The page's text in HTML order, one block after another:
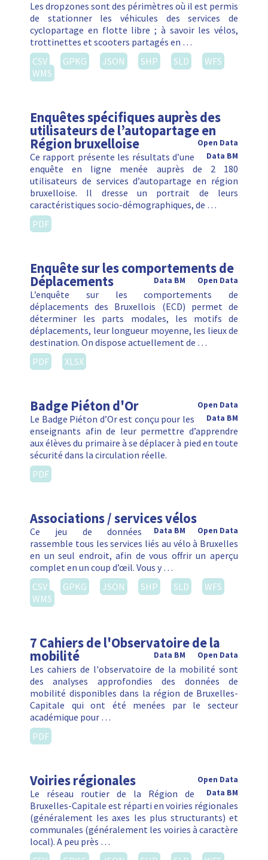
Les dropzones sont des périmètres où il est permis
de stationner les véhicules des services de
cyclopartage en flotte libre ; à savoir les vélos,
trottinettes et scooters partagés en …
CSV
GPKG JSON SHP SLD
WFS
WMS
Enquêtes spécifiques auprès des
utilisateurs de l’autopartage en
Région bruxelloise
Open Data
Data BM
Ce rapport présente les résultats d’une
enquête en ligne menée auprès de 2 180
utilisateurs de services d’autopartage en région
bruxelloise. Il dresse un portrait de leurs
caractéristiques socio-démographiques, de …
PDF
Enquête sur les comportements de
Déplacements Open Data
Data BM
L’enquête sur les comportements de
déplacements des Bruxellois (ECD) permet de
déterminer les parts modales, les motifs de
déplacements, leur longueur moyenne, les lieux de
destination. On dispose actuellement de …
PDF
XLSX
Badge Piéton d'Or
Open Data
Data BM
Le Badge Piéton d’Or est conçu pour les
enseignants afin de leur permettre d’apprendre
aux élèves du primaire à se déplacer à pied en toute
sécurité dans la circulation réelle.
PDF
Associations / services vélos
Open Data
Data BM
Ce jeu de données
rassemble tous les services liés au vélo à Bruxelles
en un seul endroit, afin de vous offrir un aperçu
complet en un coup d’œil. Vous y …
CSV
GPKG JSON SHP SLD
WFS
WMS
7 Cahiers de l'Observatoire de la
mobilité Open Data
Data BM
Les cahiers de l'observatoire de la mobilité sont
des analyses approfondies des données de
mobilité disponibles dans la région de Bruxelles-
Capitale qui ont été menées par le secteur
académique pour …
PDF
Voiries régionales
Open Data
Data BM
Le réseau routier de la Région de
Bruxelles-Capitale est réparti en voiries régionales
(généralement les axes les plus structurants) et
communales (généralement les voiries à caractère
local). A peu près …